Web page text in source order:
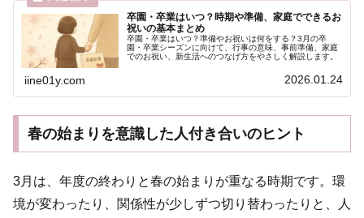
卒園・卒業はいつ？時期や準備、家庭でできるお
祝いの基本まとめ
卒園・卒業はいつ？準備やお祝いは何をする？3月の卒
園・卒業シーズンに向けて、行事の意味、事前準備、家庭
でのお祝い、新生活へのつなげ方をやさしく解説します。
iine01y.com 2026.01.24
春の始まりを意識した人付き合いのヒント
3月は、年度の終わりと春の始まりが重なる時期です。環
境が変わったり、関係性が少しずつ切り替わったりと、人